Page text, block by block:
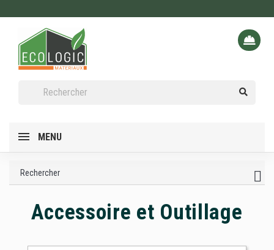
MENU
Rechercher
Accessoire et Outillage